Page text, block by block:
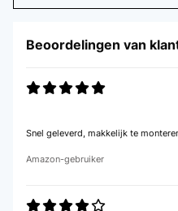
Beoordelingen van
Snel geleverd, makkelijk te
Amazon-gebruiker